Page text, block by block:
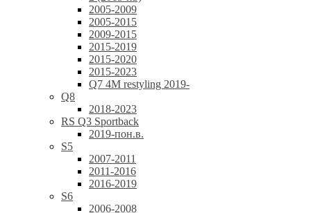
2005-2009
2005-2015
2009-2015
2015-2019
2015-2020
2015-2023
Q7 4M restyling 2019-
Q8
2018-2023
RS Q3 Sportback
2019-пон.в.
S5
2007-2011
2011-2016
2016-2019
S6
2006-2008